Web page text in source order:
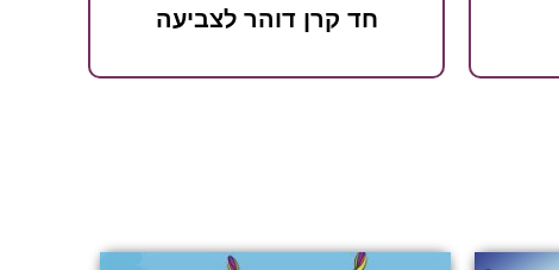
חד קרן דוהר לצביעה